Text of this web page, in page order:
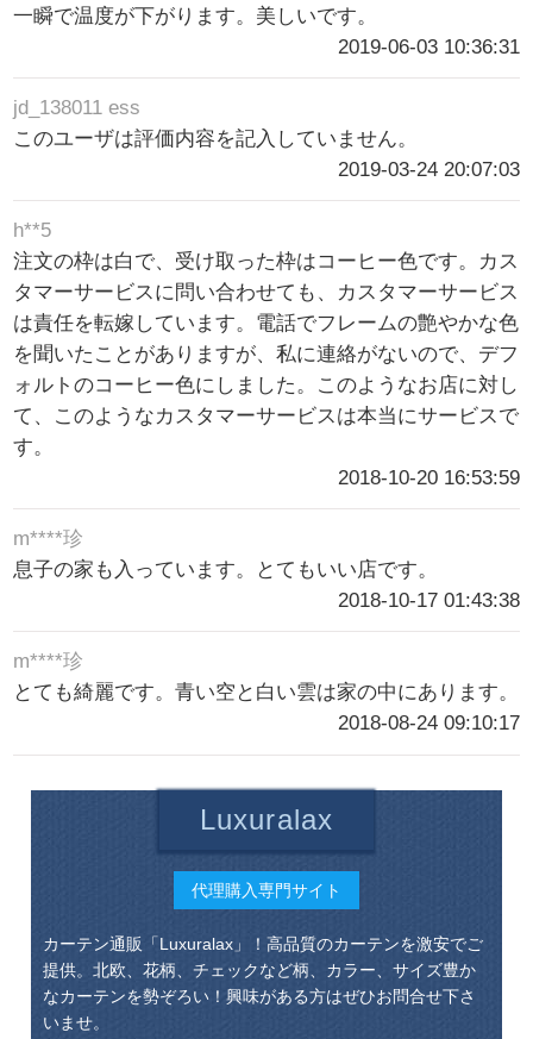
一瞬で温度が下がります。美しいです。
2019-06-03 10:36:31
jd_138011 ess
このユーザは評価内容を記入していません。
2019-03-24 20:07:03
h**5
注文の枠は白で、受け取った枠はコーヒー色です。カス
タマーサービスに問い合わせても、カスタマーサービス
は責任を転嫁しています。電話でフレームの艶やかな色
を聞いたことがありますが、私に連絡がないので、デフ
ォルトのコーヒー色にしました。このようなお店に対し
て、このようなカスタマーサービスは本当にサービスで
す。
2018-10-20 16:53:59
m****珍
息子の家も入っています。とてもいい店です。
2018-10-17 01:43:38
m****珍
とても綺麗です。青い空と白い雲は家の中にあります。
2018-08-24 09:10:17
Luxuralax
代理購入専門サイト
カーテン通販「Luxuralax」！高品質のカーテンを激安でご
提供。北欧、花柄、チェックなど柄、カラー、サイズ豊か
なカーテンを勢ぞろい！興味がある方はぜひお問合せ下さ
いませ。